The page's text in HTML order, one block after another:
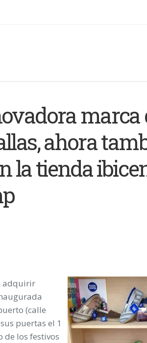
marca
ahora
la tienda
adquirir
(calle
puertas el 1
de los festivos